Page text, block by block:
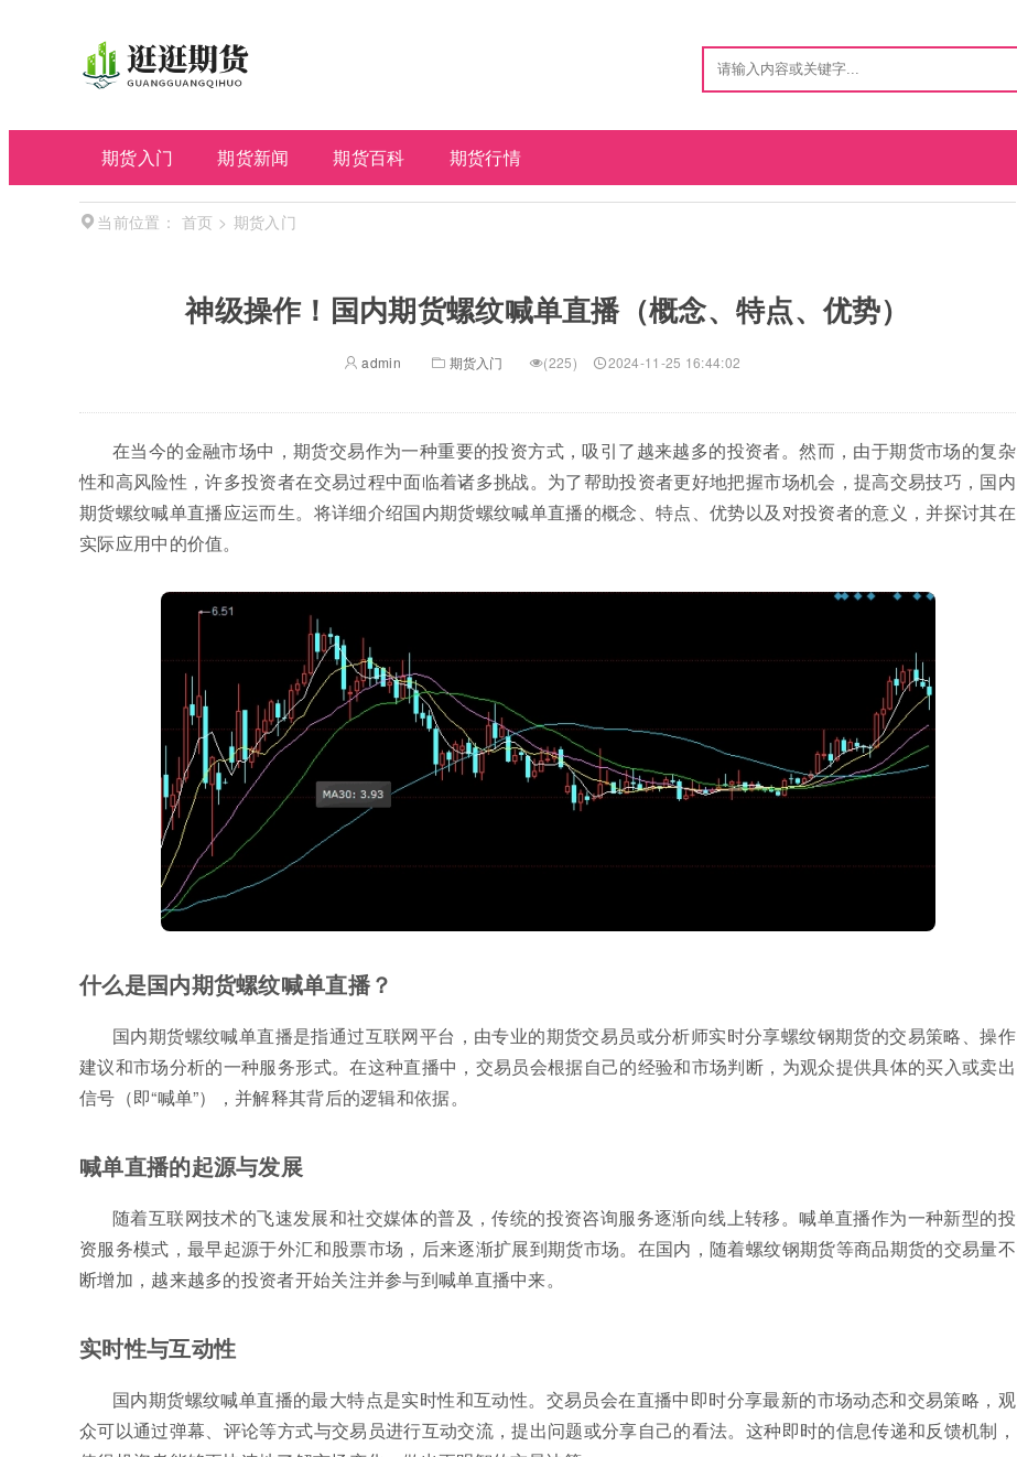
期货入门 期货新闻 期货百科 期货行情
当前位置： 首页 > 期货入门
神级操作！国内期货螺纹喊单直播（概念、特点、优势）
admin 期货入门 (225) 2024-11-25 16:44:02
在当今的金融市场中，期货交易作为一种重要的投资方式，吸引了越来越多的投资者。然而，由于期货市场的复杂
性和高风险性，许多投资者在交易过程中面临着诸多挑战。为了帮助投资者更好地把握市场机会，提高交易技巧，国内
期货螺纹喊单直播应运而生。将详细介绍国内期货螺纹喊单直播的概念、特点、优势以及对投资者的意义，并探讨其在
实际应用中的价值。
什么是国内期货螺纹喊单直播？
国内期货螺纹喊单直播是指通过互联网平台，由专业的期货交易员或分析师实时分享螺纹钢期货的交易策略、操作
建议和市场分析的一种服务形式。在这种直播中，交易员会根据自己的经验和市场判断，为观众提供具体的买入或卖出
信号（即“喊单”），并解释其背后的逻辑和依据。
喊单直播的起源与发展
随着互联网技术的飞速发展和社交媒体的普及，传统的投资咨询服务逐渐向线上转移。喊单直播作为一种新型的投
资服务模式，最早起源于外汇和股票市场，后来逐渐扩展到期货市场。在国内，随着螺纹钢期货等商品期货的交易量不
断增加，越来越多的投资者开始关注并参与到喊单直播中来。
实时性与互动性
国内期货螺纹喊单直播的最大特点是实时性和互动性。交易员会在直播中即时分享最新的市场动态和交易策略，观
众可以通过弹幕、评论等方式与交易员进行互动交流，提出问题或分享自己的看法。这种即时的信息传递和反馈机制，